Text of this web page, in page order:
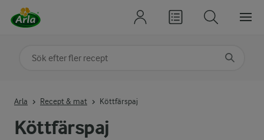
Köttfärspaj
Arla Recept & mat Köttfärspaj
Sök på kategori eller ingrediens